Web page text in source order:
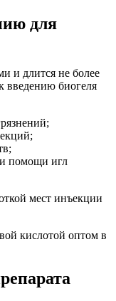
для
и длится не более
введению биогеля
помощи игл
мест инъекции
кислотой оптом в